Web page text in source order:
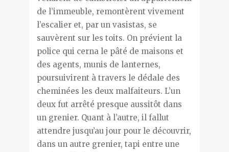
de l’immeuble, remontèrent vivement
l’escalier et, par un vasistas, se
sauvèrent sur les toits. On prévient la
police qui cerna le pâté de maisons et
des agents, munis de lanternes,
poursuivirent à travers le dédale des
cheminées les deux malfaiteurs. L’un
deux fut arrêté presque aussitôt dans
un grenier. Quant à l’autre, il fallut
attendre jusqu’au jour pour le découvrir,
dans un autre grenier, tapi entre une